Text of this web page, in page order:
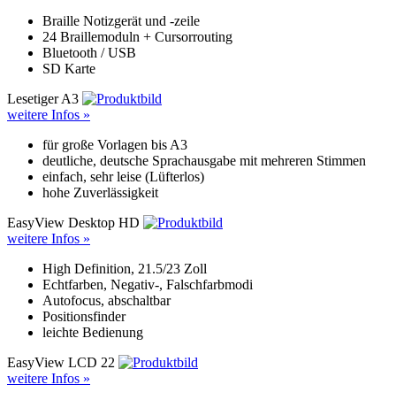
Braille Notizgerät und -zeile
24 Braillemoduln + Cursorrouting
Bluetooth / USB
SD Karte
Lesetiger A3
weitere Infos »
für große Vorlagen bis A3
deutliche, deutsche Sprachausgabe mit mehreren Stimmen
einfach, sehr leise (Lüfterlos)
hohe Zuverlässigkeit
EasyView Desktop HD
weitere Infos »
High Definition, 21.5/23 Zoll
Echtfarben, Negativ-, Falschfarbmodi
Autofocus, abschaltbar
Positionsfinder
leichte Bedienung
EasyView LCD 22
weitere Infos »